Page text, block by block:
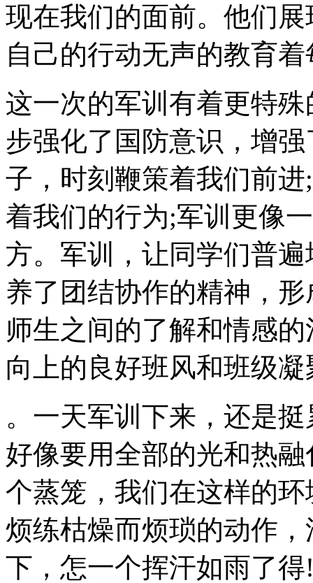
现在我们的面前。他们
自己的行动无声的教育
这一次的军训有着更特
步强化了国防意识，增
子，时刻鞭策着我们前
着我们的行为;军训更像
方。军训，让同学们普
养了团结协作的精神，
师生之间的了解和情感
向上的良好班风和班级
。一天军训下来，还是
好像要用全部的光和热
个蒸笼，我们在这样的
烦练枯燥而烦琐的动作
下，怎一个挥汗如雨了